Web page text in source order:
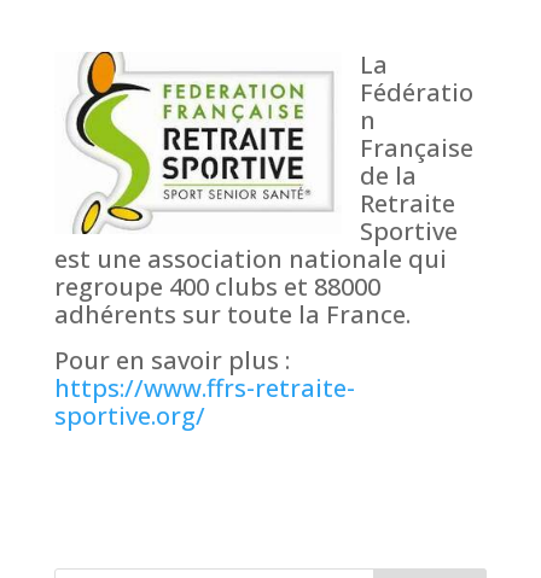
La
Fédératio
n
Française
de la
Retraite
Sportive
est une association nationale qui
regroupe 400 clubs et 88000
adhérents sur toute la France.
Pour en savoir plus :
https://www.ffrs-retraite-
sportive.org/